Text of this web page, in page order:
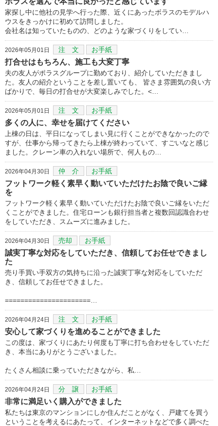
家探し中に他社の見学へ行った際、近くにあったボラスのモデルハ
ウスをきっかけに初めて訪問しました。
会社名は知っていたものの、どのような家づくりをしてい…
2026年05月01日 注 文 お手紙
打合せはもちろん、施工も大変丁寧
夫の友人がポラスグループに勤めており、紹介していただきまし
た。友人の紹介ということを差し置いても、 皆さま雰囲気の良い方
ばかりで、毎日の打合せが大変楽しみでした。<…
2026年05月01日 注 文 お手紙
多くの人に、幸せを届けてください
上棟の日は、平日になってしまい見に行くことができなかったので
すが、仕事から帰ってきたら上棟が終わっていて、すごいなと感じ
ました。クレーン車の入れない場所で、何人もの…
2026年04月30日 仲 介 お手紙
フットワーク軽く素早く動いていただけたお陰で良いご縁
を
フットワーク軽く素早く動いていただけたお陰で良いご縁をいただ
くことができました。住宅ローンも銀行担当者と複数回認識合わせ
をしていただき、スムーズに進みました。
2026年04月30日 売却 お手紙
誠実丁寧な対応をしていただき、信頼してお任せできまし
た
売り手買い手双方の気持ちに沿った誠実丁寧な対応をしていただ
き、信頼してお任せできました。
======================…
2026年04月24日 注 文 お手紙
安心して家づくりを進めることができました
この度は、家づくりにあたり何度も丁寧に打ち合わせをしていただ
き、本当にありがとうございました。
たくさん相談に乗っていただきながら、私…
2026年04月24日 分 譲 お手紙
非常に満足いく購入ができました
私たちは東京のマンションにしか住んだことがなく、戸建てを買う
ということを考えるにあたって、インターネットなどで多く調べた